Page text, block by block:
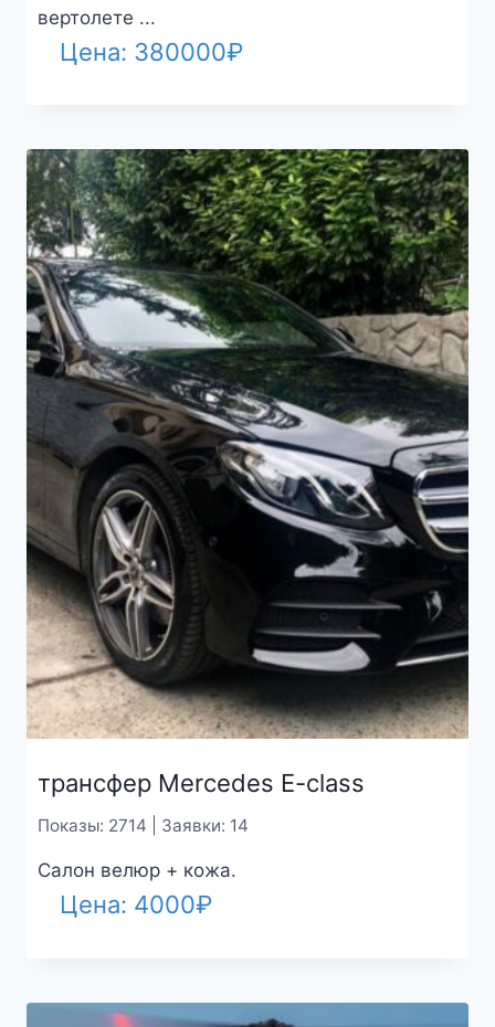
вертолете ...
Цена: 380000₽
трансфер Mercedes E-class
Показы: 2714 | Заявки: 14
Салон велюр + кожа.
Цена: 4000₽